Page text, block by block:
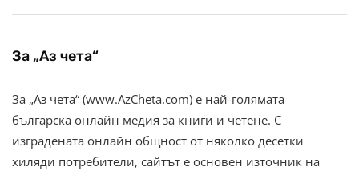
За „Аз чета“
За „Аз чета“ (www.AzCheta.com) е най-голямата
българска онлайн медия за книги и четене. С
изградената онлайн общност от няколко десетки
хиляди потребители, сайтът е основен източник на